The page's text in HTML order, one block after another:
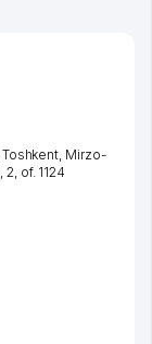
Toshkent, Mirzo-
, 2, of. 1124